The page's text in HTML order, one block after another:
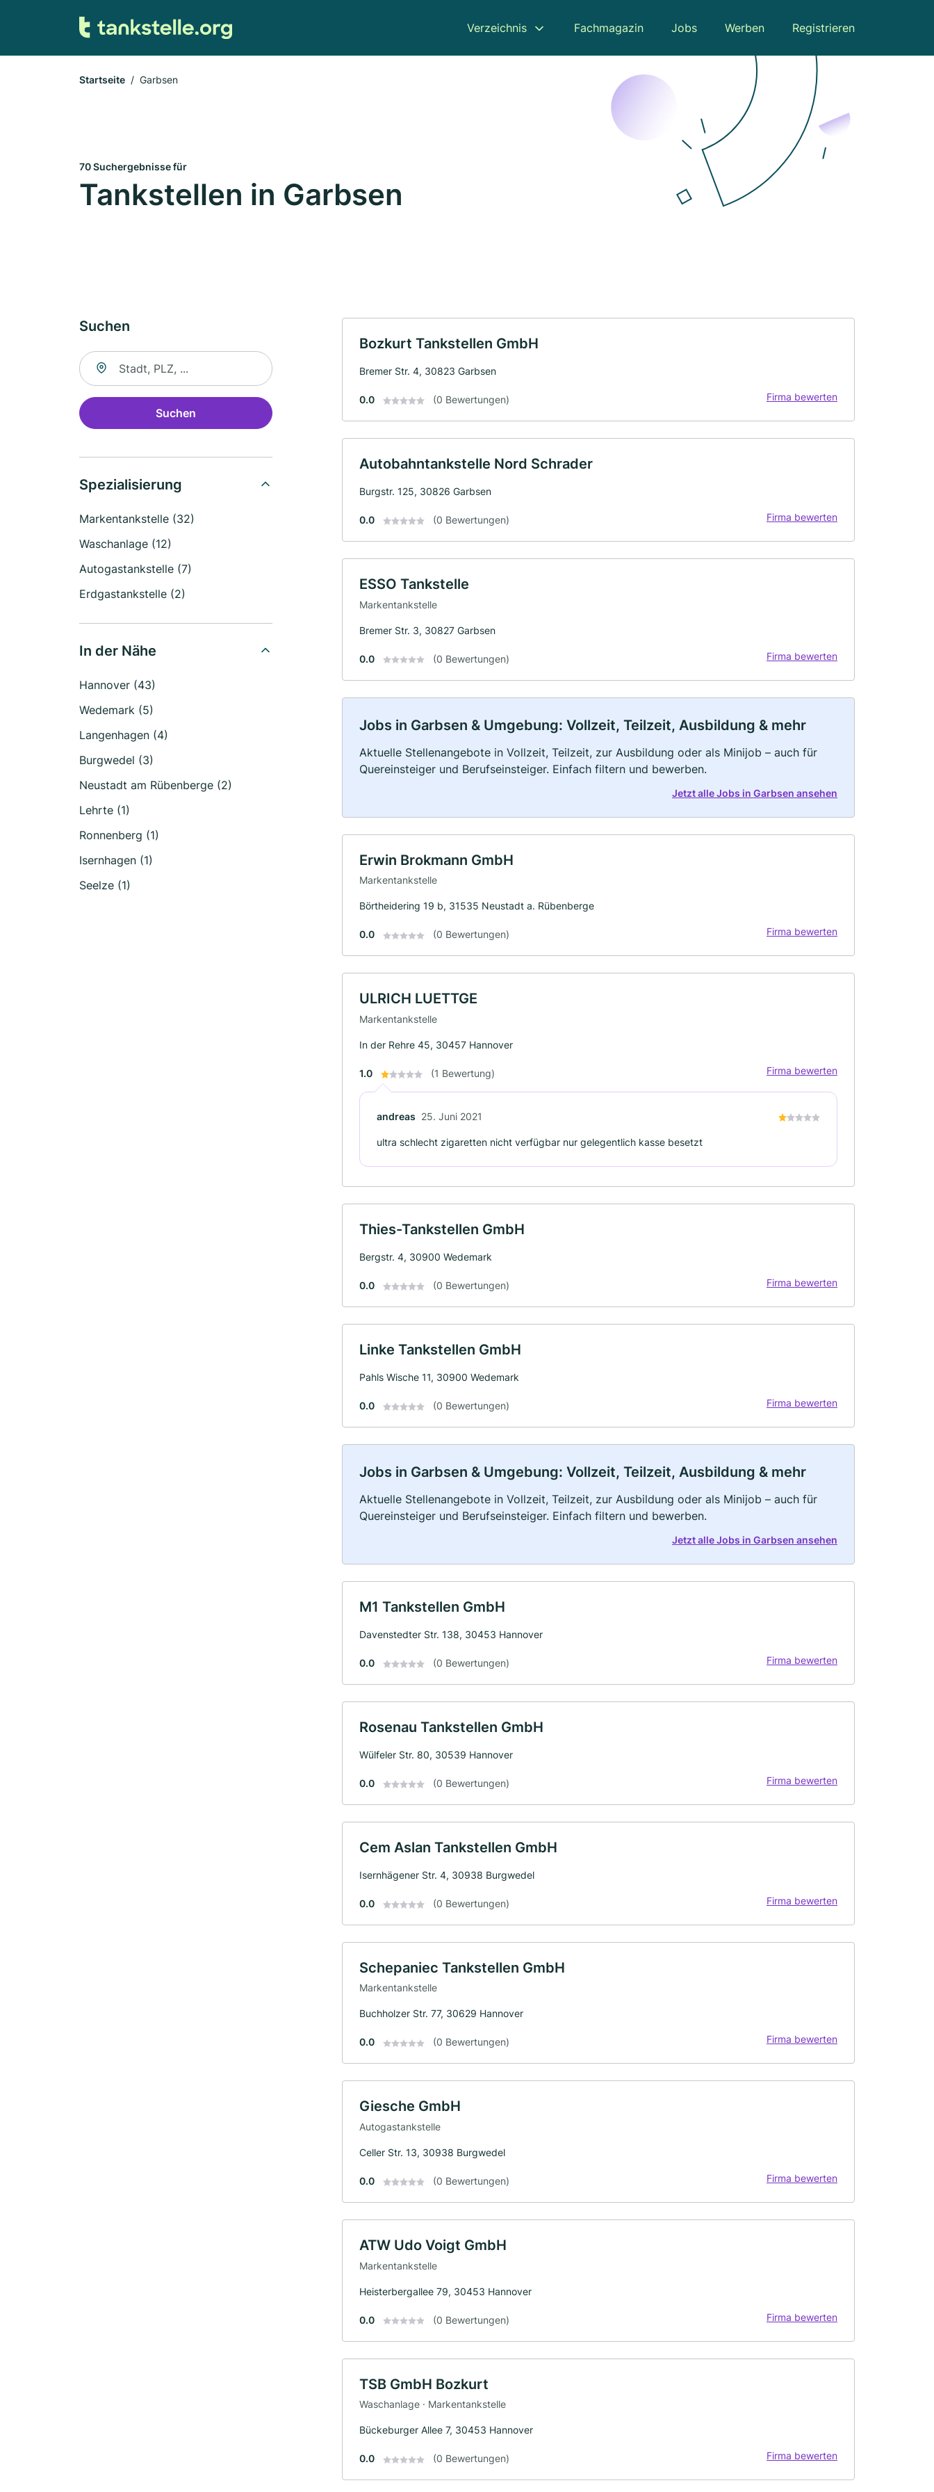
Verzeichnis Fachmagazin Jobs Werben Registrieren
Startseite Garbsen
70 Suchergebnisse für
Tankstellen in Garbsen
Suchen
Suche nach Ort
Suchen
Spezialisierung
Markentankstelle (32)
Waschanlage (12)
Autogastankstelle (7)
Erdgastankstelle (2)
In der Nähe
Hannover (43)
Wedemark (5)
Langenhagen (4)
Burgwedel (3)
Neustadt am Rübenberge (2)
Lehrte (1)
Ronnenberg (1)
Isernhagen (1)
Seelze (1)
Bozkurt Tankstellen GmbH
Bremer Str. 4, 30823 Garbsen
0.0 (0 Bewertungen) Firma bewerten
Autobahntankstelle Nord Schrader
Burgstr. 125, 30826 Garbsen
0.0 (0 Bewertungen) Firma bewerten
ESSO Tankstelle
Markentankstelle
Bremer Str. 3, 30827 Garbsen
0.0 (0 Bewertungen) Firma bewerten
Jobs in Garbsen & Umgebung: Vollzeit, Teilzeit, Ausbildung & mehr
Aktuelle Stellenangebote in Vollzeit, Teilzeit, zur Ausbildung oder als Minijob – auch für
Quereinsteiger und Berufseinsteiger. Einfach filtern und bewerben.
Jetzt alle Jobs in Garbsen ansehen
Erwin Brokmann GmbH
Markentankstelle
Börtheidering 19 b, 31535 Neustadt a. Rübenberge
0.0 (0 Bewertungen) Firma bewerten
ULRICH LUETTGE
Markentankstelle
In der Rehre 45, 30457 Hannover
1.0 (1 Bewertung) Firma bewerten
andreas 25. Juni 2021
ultra schlecht zigaretten nicht verfügbar nur gelegentlich kasse besetzt
Thies-Tankstellen GmbH
Bergstr. 4, 30900 Wedemark
0.0 (0 Bewertungen) Firma bewerten
Linke Tankstellen GmbH
Pahls Wische 11, 30900 Wedemark
0.0 (0 Bewertungen) Firma bewerten
Jobs in Garbsen & Umgebung: Vollzeit, Teilzeit, Ausbildung & mehr
Aktuelle Stellenangebote in Vollzeit, Teilzeit, zur Ausbildung oder als Minijob – auch für
Quereinsteiger und Berufseinsteiger. Einfach filtern und bewerben.
Jetzt alle Jobs in Garbsen ansehen
M1 Tankstellen GmbH
Davenstedter Str. 138, 30453 Hannover
0.0 (0 Bewertungen) Firma bewerten
Rosenau Tankstellen GmbH
Wülfeler Str. 80, 30539 Hannover
0.0 (0 Bewertungen) Firma bewerten
Cem Aslan Tankstellen GmbH
Isernhägener Str. 4, 30938 Burgwedel
0.0 (0 Bewertungen) Firma bewerten
Schepaniec Tankstellen GmbH
Markentankstelle
Buchholzer Str. 77, 30629 Hannover
0.0 (0 Bewertungen) Firma bewerten
Giesche GmbH
Autogastankstelle
Celler Str. 13, 30938 Burgwedel
0.0 (0 Bewertungen) Firma bewerten
ATW Udo Voigt GmbH
Markentankstelle
Heisterbergallee 79, 30453 Hannover
0.0 (0 Bewertungen) Firma bewerten
TSB GmbH Bozkurt
Waschanlage · Markentankstelle
Bückeburger Allee 7, 30453 Hannover
0.0 (0 Bewertungen) Firma bewerten